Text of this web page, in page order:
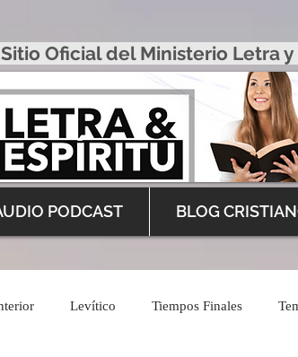
Oficial del Ministerio Letra y
PODCAST BLOG
Levítico Tiempos Finales